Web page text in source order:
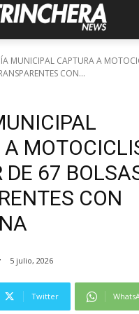
MUNICIPAL CAPTURA A
CON...
DE 67
CON
5 julio, 2026
Twitter